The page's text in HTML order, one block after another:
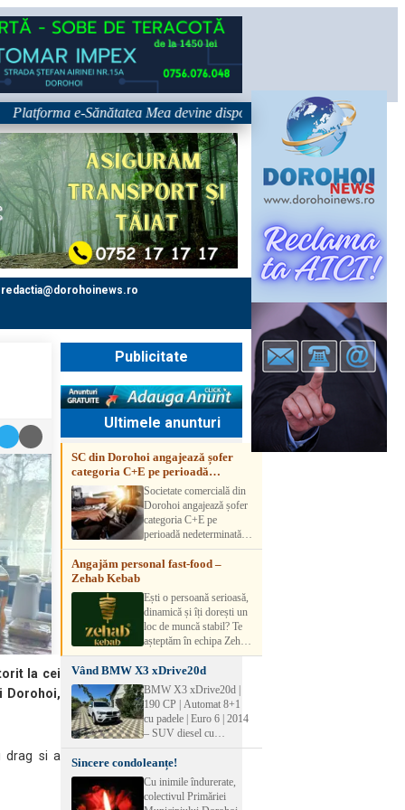
e-Sănătatea Mea devine disponibilă pe 1 septembrie:
redactia@dorohoinews.ro
la cei
Dorohoi,
drag si a
Publicitate
Ultimele anunturi
SC din Dorohoi angajează șofer
categoria C+E pe perioadă
nedeterminatăSocietate comercială din
Dorohoi angajează șofer
categoria C+E pe
perioadă nedeterminată.
Candidatul trebuie să
aibă experiență și atestat
detalii, vă rog să sunați la
numărul de telefon.
Angajăm personal fast-food –
Zehab Kebab
Ești o persoană serioasă,
dinamică și îți dorești un
loc de muncă stabil? Te
așteptăm în echipa Zehab
Kebab! Posturi
disponibile: -
SHAORMAR AJUTOR
BUCATAR 2/posturi -
LUCRATOR
COMERCIAL
OFERIM : Contract de
muncă Program flexibil
Salariu motivant, în
funcție de experienț
Vând BMW X3 xDrive20d
BMW X3 xDrive20d |
190 CP | Automat 8+1
cu padele | Euro 6 | 2014
– SUV diesel cu
perfect pentru cei care
doresc performanță,
confort și siguranță în
orice condiții.
Sincere condoleanțe!
Cu inimile îndurerate,
colectivul Primăriei